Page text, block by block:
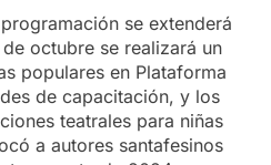
se extenderá
octubre se realizará un
populares en Plataforma
de capacitación, y los
teatrales para niñas
a autores santafesinos